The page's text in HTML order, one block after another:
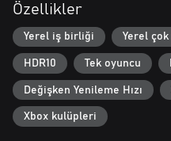
Özellikler
Yerel iş birliği Yerel
HDR10 Tek oyuncu
Değişken Yenileme Hızı
Xbox kulüpleri